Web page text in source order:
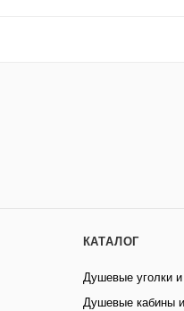
КАТАЛОГ
Душевые уголки
Душевые кабины